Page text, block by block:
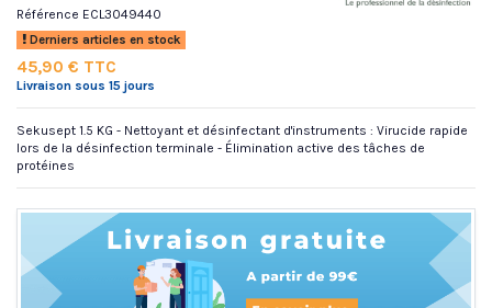
Référence ECL3049440
Derniers articles en stock
45,90 € TTC
Livraison sous 15 jours
Sekusept 1.5 KG - Nettoyant et désinfectant d'instruments : Virucide rapide
lors de la désinfection terminale - Élimination active des tâches de
protéines